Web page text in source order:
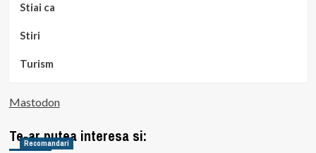
Stiai ca
Stiri
Turism
Mastodon
Te-ar putea interesa si:
Recomandari